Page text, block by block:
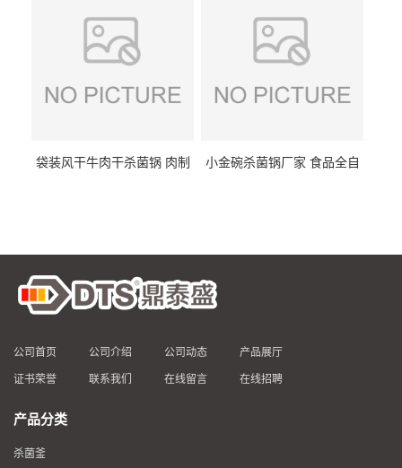
袋装风干牛肉干杀菌锅 肉制
小金碗杀菌锅厂家 食品全自
公司首页 公司介绍 公司动态 产品展厅
证书荣誉 联系我们 在线留言 在线招聘
产品分类
杀菌釜